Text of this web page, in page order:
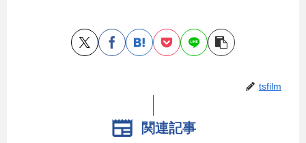
tsfilm
関連記事